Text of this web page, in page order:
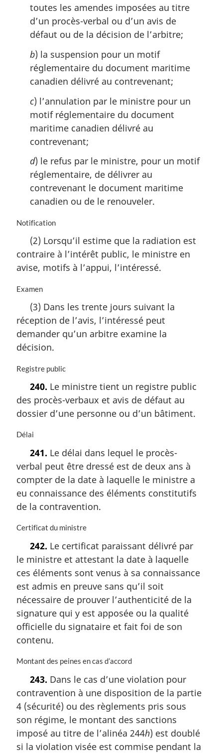
toutes les amendes imposées au titre
d’un procès-verbal ou d’un avis de
défaut ou de la décision de l’arbitre;
b) la suspension pour un motif
réglementaire du document maritime
canadien délivré au contrevenant;
c) l’annulation par le ministre pour un
motif réglementaire du document
maritime canadien délivré au
contrevenant;
d) le refus par le ministre, pour un motif
réglementaire, de délivrer au
contrevenant le document maritime
canadien ou de le renouveler.
N
e
m
r
n
l
e
Notification
(2) Lorsqu’il estime que la radiation est
contraire à l’intérêt public, le ministre en
avise, motifs à l’appui, l’intéressé.
N
e
m
r
i
l
e
Examen
(3) Dans les trente jours suivant la
réception de l’avis, l’intéressé peut
demander qu’un arbitre examine la
décision.
N
e
m
r
l
e
:
Registre public
240. Le ministre tient un registre public
des procès-verbaux et avis de défaut au
dossier d’une personne ou d’un bâtiment.
N
e
m
r
g
n
e
:
Délai
241. Le délai dans lequel le procès-
verbal peut être dressé est de deux ans à
compter de la date à laquelle le ministre a
eu connaissance des éléments constitutifs
de la contravention.
N
e
m
r
g
i
a
l
:
Certificat du ministre
242. Le certificat paraissant délivré par
le ministre et attestant la date à laquelle
ces éléments sont venus à sa connaissance
est admis en preuve sans qu’il soit
nécessaire de prouver l’authenticité de la
signature qui y est apposée ou la qualité
officielle du signataire et fait foi de son
contenu.
N
e
m
r
g
i
Montant des peines en cas d’accord
243. Dans le cas d’une violation pour
contravention à une disposition de la partie
4 (sécurité) ou des règlements pris sous
son régime, le montant des sanctions
imposé au titre de l’alinéa 244h) est doublé
si la violation visée est commise pendant la